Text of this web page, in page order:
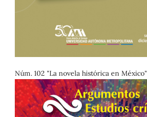
Núm. 102 "La novela histórica en México"